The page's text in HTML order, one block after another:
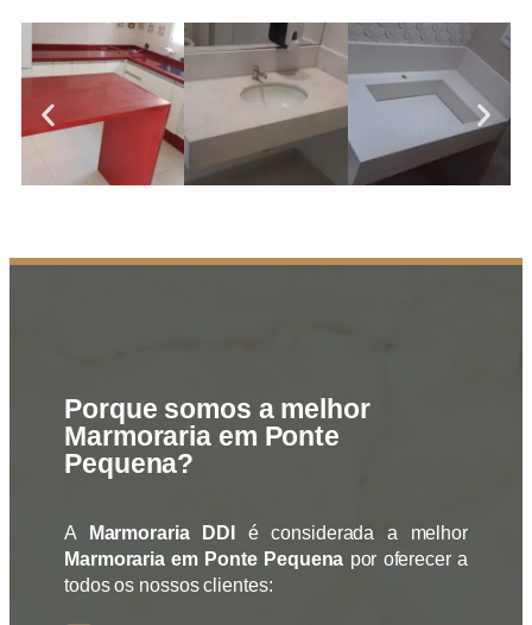
Porque somos a melhor
Marmoraria em Ponte
Pequena?
A Marmoraria DDI
é considerada a melhor
Marmoraria em Ponte Pequena por oferecer a
todos os nossos clientes: